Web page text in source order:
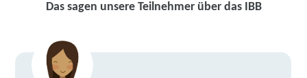
Das sagen unsere Teilnehmer über das IBB